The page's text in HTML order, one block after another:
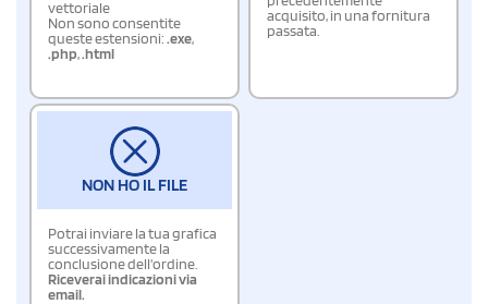
vettoriale
Non sono consentite
queste estensioni:.exe,
.php,.html
acquisito, in una fornitura
passata.
NON HO IL FILE
Potrai inviare la tua grafica
successivamente la
conclusione dell'ordine.
Riceverai indicazioni via
email.